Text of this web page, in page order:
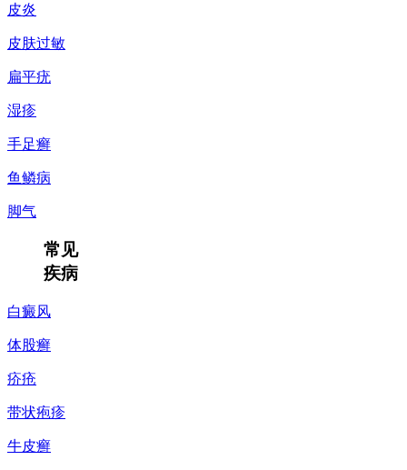
皮炎
皮肤过敏
扁平疣
湿疹
手足癣
鱼鳞病
脚气
常见
疾病
白癜风
体股癣
疥疮
带状疱疹
牛皮癣